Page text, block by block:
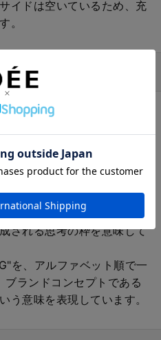
イドは空いているため、充
。
スキーマ)
"GenderSchema (ジェンダ
体的、生物学的性差を示
、"Gender"とは社会的・文
とは、わたしたちの脳
される思考の枠を意味して
を、アルファベット順で一
ランドコンセプトである
う意味を表現しています。